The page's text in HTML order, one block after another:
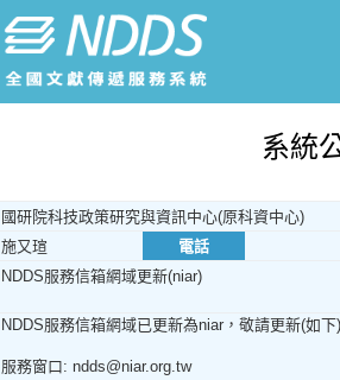
系統
國研院科技政策研究與資訊中心(原科資中心)
施又瑄
電話
NDDS服務信箱網域更新(niar)
NDDS服務信箱網域已更新為niar，敬請更新(如下)
服務窗口: ndds@niar.org.tw